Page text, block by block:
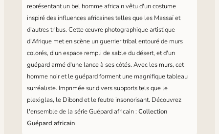
représentant un bel homme africain vêtu d'un costume
inspiré des influences africaines telles que les Massaï et
d'autres tribus. Cette œuvre photographique artistique
d'Afrique met en scène un guerrier tribal entouré de murs
colorés, d'un espace rempli de sable du désert, et d'un
guépard armé d'une lance à ses côtés. Avec les murs, cet
homme noir et le guépard forment une magnifique tableau
surréaliste. Imprimée sur divers supports tels que le
plexiglas, le Dibond et le feutre insonorisant. Découvrez
l'ensemble de la série Guépard africain : Collection
Guépard africain